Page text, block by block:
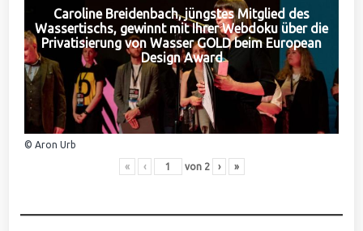
Caroline Breidenbach, jüngstes Mitglied des
Wassertischs, gewinnt mit Ihrer Webdoku über die
Privatisierung von Wasser GOLD beim European
Design Award
© Aron Urb
« ‹ von 2 › »